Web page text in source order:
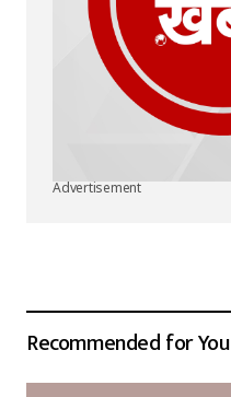
Advertisement
Recommended for You